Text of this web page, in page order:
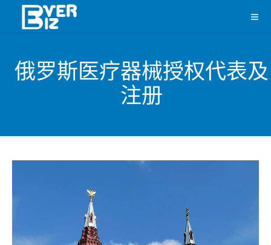
俄罗斯医疗器械授权代表及
注册